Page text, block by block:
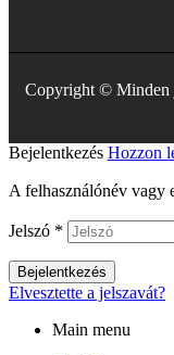
Copyright © Minden
Bejelentkezés Hozzon
A felhasználónév vagy
Jelszó *
Bejelentkezés
Elvesztette a jelszavát?
Main menu